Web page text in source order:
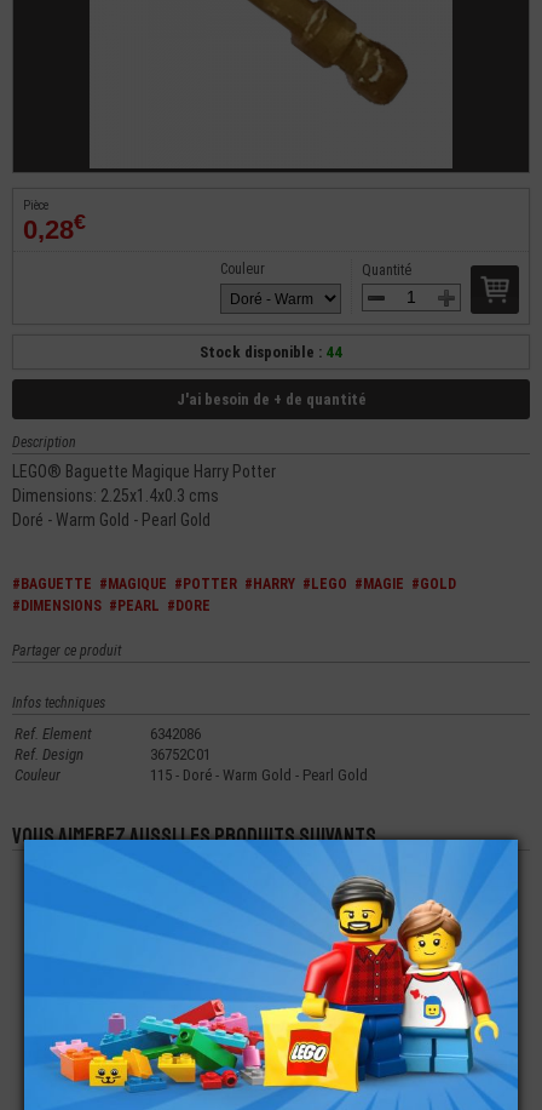
Pièce
0,28€
Quantité
Couleur
Stock disponible : 44
J'ai besoin de + de quantité
Description
LEGO® Baguette Magique Harry Potter
Dimensions: 2.25x1.4x0.3 cms
Doré - Warm Gold - Pearl Gold
#BAGUETTE #MAGIQUE #POTTER #HARRY #LEGO #MAGIE #GOLD
#DIMENSIONS #PEARL #DORE
Partager ce produit
Infos techniques
Ref. Element
6342086
Ref. Design
36752C01
Couleur
115 - Doré - Warm Gold - Pearl Gold
Vous aimerez aussi les produits suivants
AUTOCOLLANT -
STICKERS SET 76406
HARRY POTTER
1,99€
LEGO® MINI-
FIGURINE HARRY
POTTER TROLLEY
WITCH
19,90€
LEGO® NOTICE
PAPIER SET 76407
HARRY POTTER
3,90
LEGO® MINI-
LEGO® MINI-